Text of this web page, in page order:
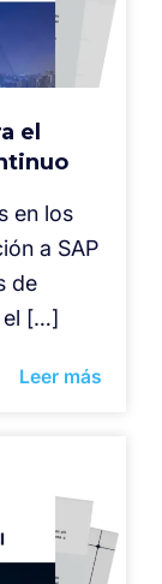
el
en los
a SAP
de
el […]
Leer más